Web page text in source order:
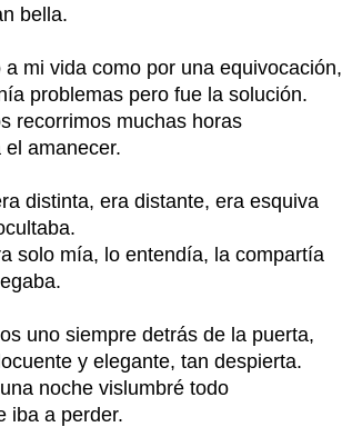
bella.
a mi vida como por una equivocación,
problemas pero fue la solución.
recorrimos muchas horas
el amanecer.
distinta, era distante, era esquiva
solo mía, lo entendía, la compartía
uno siempre detrás de la puerta,
y elegante, tan despierta.
noche vislumbré todo
iba a perder.